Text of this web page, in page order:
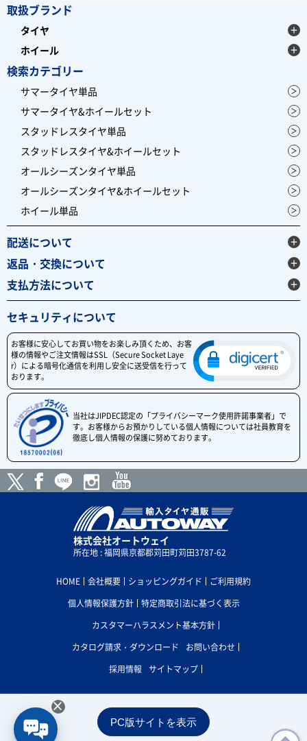
取扱ブランド
タイヤ
ホイール
検索カテゴリー
サマータイヤ単品
サマータイヤ&ホイールセット
スタッドレスタイヤ単品
スタッドレスタイヤ&ホイールセット
オールシーズンタイヤ単品
オールシーズンタイヤ&ホイールセット
ホイール単品
配送について
返品・交換について
支払方法について
セキュリティについて
お客様に安心してお買い物をお楽しみ頂くため、お客
様の情報やご注文情報はSSL（Secure Socket Laye
r）による暗号化通信を利用し安全に送受信を行って
おります。
当社はJIPDEC認定の「プライバシーマーク使用許諾事業者」で
す。お客様からお預かりしている個人情報については社員教育を
徹底し個人情報の保護に努めております。
株式会社オートウェイ
所在地 : 福岡県京都郡苅田町苅田3787-62
HOME 会社概要 ショッピングガイド
ご利用規約
個人情報保護方針
特定商取引法に基づく表示
カスタマーハラスメント基本方針
カタログ請求・ダウンロード
お問い合わせ
採用情報
サイトマップ
PC版サイトを表示
×